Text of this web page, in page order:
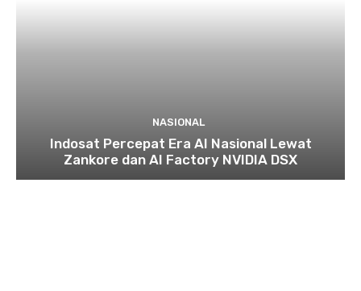
NASIONAL
Indosat Percepat Era AI Nasional Lewat
Zankore dan AI Factory NVIDIA DSX